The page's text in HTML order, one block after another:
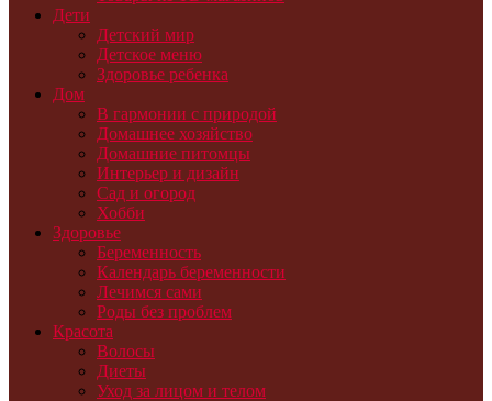
Дети
Детский мир
Детское меню
Здоровье ребенка
Дом
В гармонии с природой
Домашнее хозяйство
Домашние питомцы
Интерьер и дизайн
Сад и огород
Хобби
Здоровье
Беременность
Календарь беременности
Лечимся сами
Роды без проблем
Красота
Волосы
Диеты
Уход за лицом и телом